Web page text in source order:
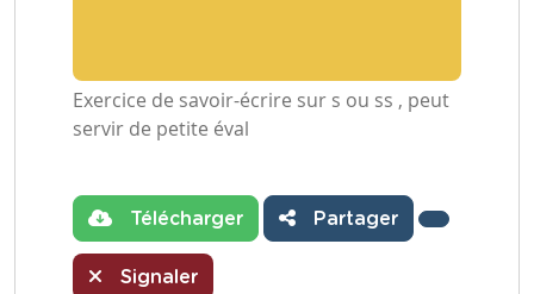
Exercice de savoir-écrire sur s ou ss , peut
servir de petite éval
Télécharger Partager
Signaler